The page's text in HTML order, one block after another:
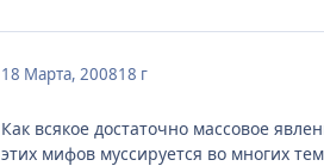
18 Марта, 200818 г
Как всякое достаточно массовое
этих мифов муссируется во многих